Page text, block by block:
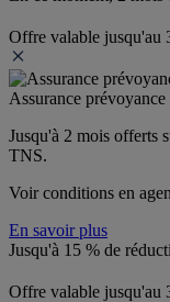
Offre valable jusqu'au
Assurance
Jusqu'à 2 mois offerts
TNS.
Voir conditions en
En savoir plus
Jusqu'à 15 % de
Offre valable jusqu'au